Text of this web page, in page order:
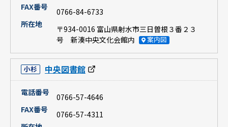
FAX番号
0766-84-6733
所在地
〒934-0016 富山県射水市三日曽根３番２３
号 新湊中央文化会館内
案内図
小杉 中央図書館
電話番号
0766-57-4646
FAX番号
0766-57-4311